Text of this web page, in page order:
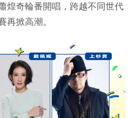
煌奇輪番開唱，跨越不同世代
再掀高潮。